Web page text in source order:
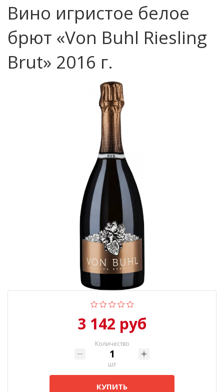
Вино игристое белое
брют «Von Buhl Riesling
Brut» 2016 г.
3 142 руб
Количество
шт
КУПИТЬ